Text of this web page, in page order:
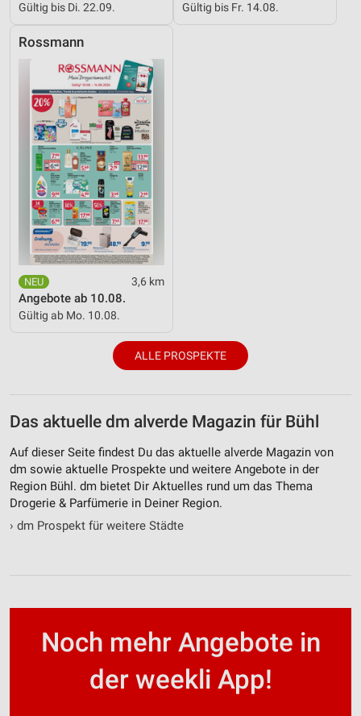
Gültig bis Di. 22.09. Gültig bis Fr. 14.08.
Rossmann
3,6 km
Angebote ab 10.08.
Gültig ab Mo. 10.08.
ALLE PROSPEKTE
Das aktuelle dm alverde Magazin für Bühl
Auf dieser Seite findest Du das aktuelle alverde Magazin von
dm sowie aktuelle Prospekte und weitere Angebote in der
Region Bühl. dm bietet Dir Aktuelles rund um das Thema
Drogerie & Parfümerie in Deiner Region.
› dm Prospekt für weitere Städte
Noch mehr Angebote in
der weekli App!
Geräte anhand von aktiv angeforderten
Informationen identifizieren
Nicht-IAB-Verarbeitungszwecke:
Notwendig
Performance
Funktional
Werbung